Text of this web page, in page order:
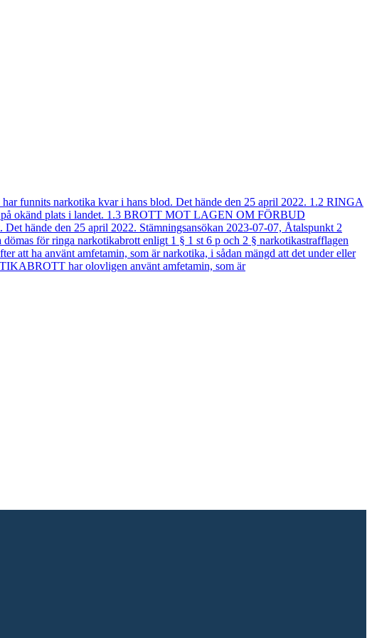
funnits narkotika kvar i hans blod. Det hände den 25 april 2022. 1.2 RINGA
okänd plats i landet. 1.3 BROTT MOT LAGEN OM FÖRBUD
hände den 25 april 2022. Stämningsansökan 2023-07-07, Åtalspunkt 2
för ringa narkotikabrott enligt 1 § 1 st 6 p och 2 § narkotikastrafflagen
ha använt amfetamin, som är narkotika, i sådan mängd att det under eller
har olovligen använt amfetamin, som är